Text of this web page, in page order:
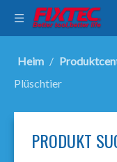
Heim /
Plüschtier
PRODUKT